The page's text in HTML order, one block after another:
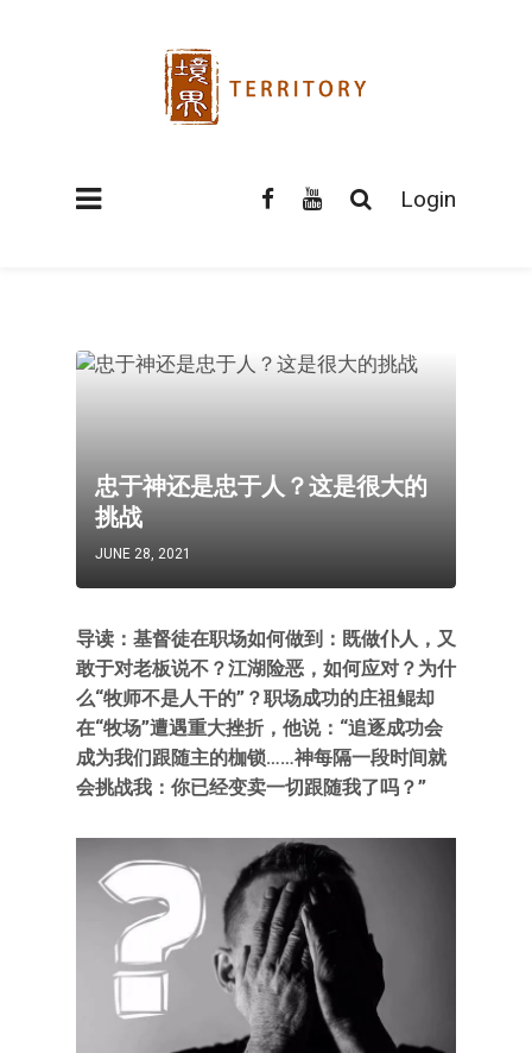
Login
忠于神还是忠于人？这是很大的
挑战
JUNE 28, 2021
导读：基督徒在职场如何做到：既做仆人，又
敢于对老板说不？江湖险恶，如何应对？为什
么“牧师不是人干的”？职场成功的庄祖鲲却
在“牧场”遭遇重大挫折，他说：“追逐成功会
成为我们跟随主的枷锁……神每隔一段时间就
会挑战我：你已经变卖一切跟随我了吗？”